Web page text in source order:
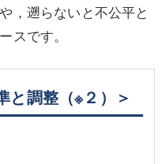
，遡らないと不公平と
スです。
と調整（※２） ＞